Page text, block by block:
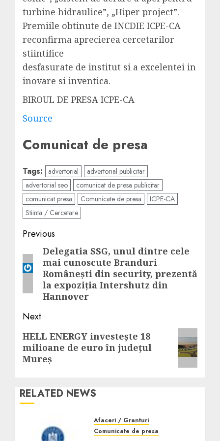
turbine hidraulice”, „Hiper project”.
Premiile obtinute de INCDIE ICPE-CA
reconfirma aprecierea cercetarilor
stiintifice
desfasurate de institut si a excelentei in
inovare si inventica.
BIROUL DE PRESA ICPE-CA
Source
Comunicat de presa
Tags: advertorial
advertorial publicitar
advertorial seo
comunicat de presa publicitar
comunicat presa
Comunicate de presa
ICPE-CA
Stiinta / Cercetare
Post
navigation
Previous
Previous
post:
Delegatia SSG, unul dintre cele
mai cunoscute Branduri
Românești din security, prezentă
la expoziția Intershutz din
Hannover
Next
Next
post:
HELL ENERGY investește 18
milioane de euro în județul
Mureș
RELATED NEWS
Afaceri / Granturi
Comunicate de presa